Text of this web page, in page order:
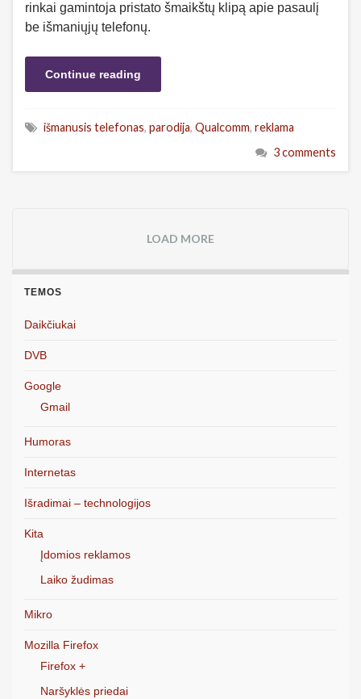
rinkai gamintoja pristato šmaikštų klipą apie pasaulį
be išmaniųjų telefonų.
Continue reading
išmanusis telefonas, parodija, Qualcomm, reklama
3 comments
LOAD MORE
TEMOS
Daikčiukai
DVB
Google
Gmail
Humoras
Internetas
Išradimai – technologijos
Kita
Įdomios reklamos
Laiko žudimas
Mikro
Mozilla Firefox
Firefox +
Naršyklės priedai